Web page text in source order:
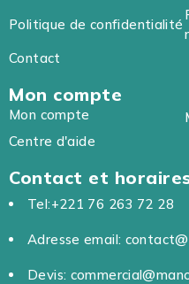
Politique de confidentialité
Contact
Mon compte
Mon compte
Centre d'aide
Contact et
Tel:+221 76 263 72 28
Adresse email:
Devis: